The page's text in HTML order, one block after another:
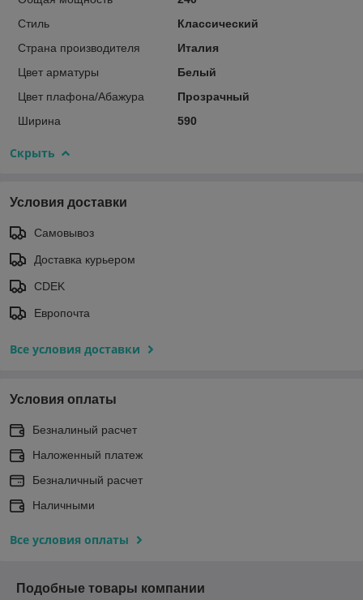
Стиль
Классический
Страна производителя
Италия
Цвет арматуры
Белый
Цвет плафона/Абажура
Прозрачный
Ширина
590
Скрыть
Условия доставки
Самовывоз
Доставка курьером
CDEK
Европочта
Все условия доставки
Условия оплаты
Безналиный расчет
Наложенный платеж
Безналичный расчет
Наличными
Все условия оплаты
Подобные товары компании